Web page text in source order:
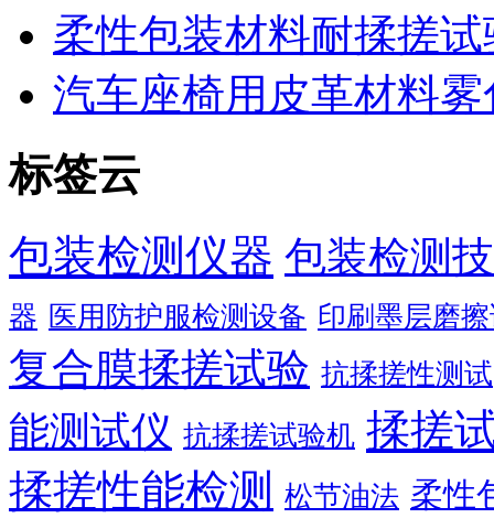
柔性包装材料耐揉搓
汽车座椅用皮革材料
标签云
包装检测仪器 包装检测
器 医用防护服检测设备 印刷墨层磨
复合膜揉搓试验 抗揉搓性测试
能测试仪 抗揉搓试验机 揉搓
揉搓性能检测
松节油法 柔性